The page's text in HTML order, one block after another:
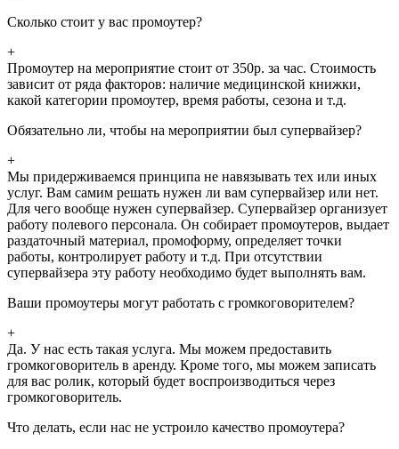
Сколько стоит у вас промоутер?
+
Промоутер на мероприятие стоит от 350р. за час. Стоимость
зависит от ряда факторов: наличие медицинской книжки,
какой категории промоутер, время работы, сезона и т.д.
Обязательно ли, чтобы на мероприятии был супервайзер?
+
Мы придерживаемся принципа не навязывать тех или иных
услуг. Вам самим решать нужен ли вам супервайзер или нет.
Для чего вообще нужен супервайзер. Супервайзер организует
работу полевого персонала. Он собирает промоутеров, выдает
раздаточный материал, промоформу, определяет точки
работы, контролирует работу и т.д. При отсутствии
супервайзера эту работу необходимо будет выполнять вам.
Ваши промоутеры могут работать с громкоговорителем?
+
Да. У нас есть такая услуга. Мы можем предоставить
громкоговоритель в аренду. Кроме того, мы можем записать
для вас ролик, который будет воспроизводиться через
громкоговоритель.
Что делать, если нас не устроило качество промоутера?